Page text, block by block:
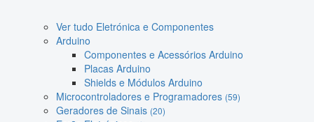
Ver tudo Eletrónica e Componentes
Arduino
Componentes e Acessórios Arduino
Placas Arduino
Shields e Módulos Arduino
Microcontroladores e Programadores (59)
Geradores de Sinais (20)